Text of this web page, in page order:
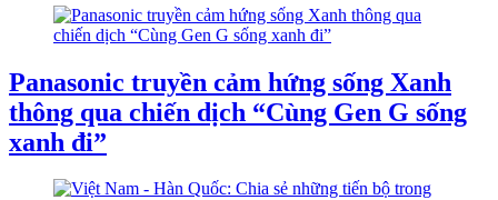
Panasonic truyền cảm hứng sống Xanh
thông qua chiến dịch “Cùng Gen G sống
xanh đi”